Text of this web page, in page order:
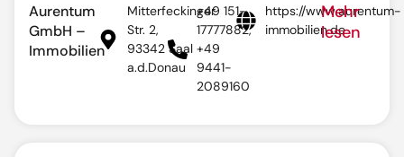
Aurentum
GmbH –
Immobilien
Mitterfeckinger
Str. 2,
93342 Saal
a.d.Donau
+49 151-
17777882,
+49
9441-
2089160
https://www.aurentum-
immobilien.de
Mehr
lesen